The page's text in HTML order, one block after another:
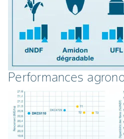
Performances